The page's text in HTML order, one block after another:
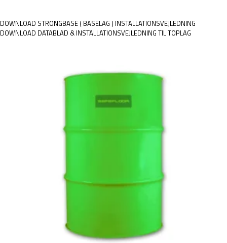
DOWNLOAD STRONGBASE ( BASELAG ) INSTALLATIONSVEJLEDNING
DOWNLOAD DATABLAD & INSTALLATIONSVEJLEDNING TIL TOPLAG